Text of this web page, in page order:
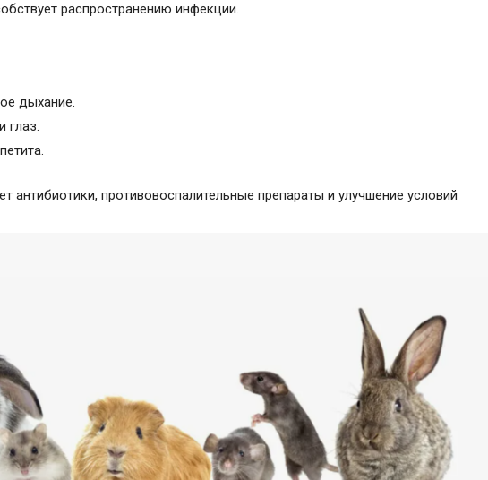
распространению инфекции.
дыхание.
глаз.
антибиотики, противовоспалительные препараты и улучшение условий